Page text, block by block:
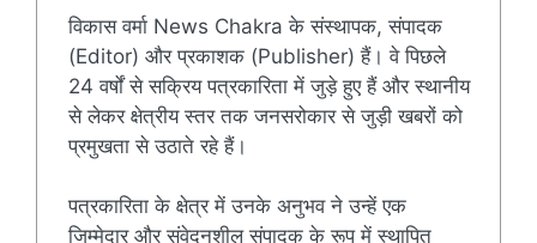
विकास वर्मा News Chakra के संस्थापक, संपादक
(Editor) और प्रकाशक (Publisher) हैं। वे पिछले
24 वर्षों से सक्रिय पत्रकारिता में जुड़े हुए हैं और स्थानीय
से लेकर क्षेत्रीय स्तर तक जनसरोकार से जुड़ी खबरों को
प्रमुखता से उठाते रहे हैं।
पत्रकारिता के क्षेत्र में उनके अनुभव ने उन्हें एक
जिम्मेदार और संवेदनशील संपादक के रूप में स्थापित